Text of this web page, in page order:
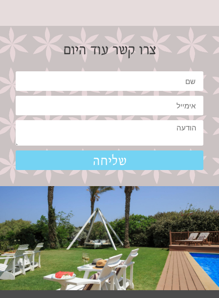
צרו קשר עוד היום
שליחה